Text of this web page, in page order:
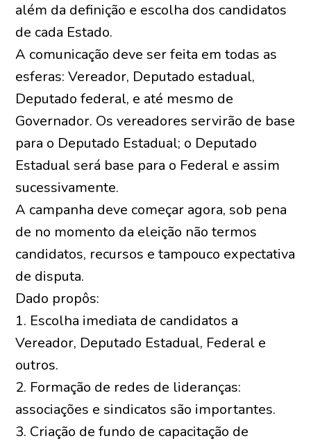
além da definição e escolha dos candidatos
de cada Estado.
A comunicação deve ser feita em todas as
esferas: Vereador, Deputado estadual,
Deputado federal, e até mesmo de
Governador. Os vereadores servirão de base
para o Deputado Estadual; o Deputado
Estadual será base para o Federal e assim
sucessivamente.
A campanha deve começar agora, sob pena
de no momento da eleição não termos
candidatos, recursos e tampouco expectativa
de disputa.
Dado propôs:
1. Escolha imediata de candidatos a
Vereador, Deputado Estadual, Federal e
outros.
2. Formação de redes de lideranças:
associações e sindicatos são importantes.
3. Criação de fundo de capacitação de